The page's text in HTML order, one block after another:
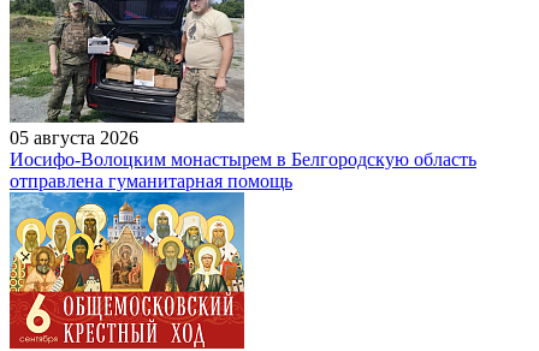
05 августа 2026
Иосифо-Волоцким монастырем в Белгородскую область
отправлена гуманитарная помощь